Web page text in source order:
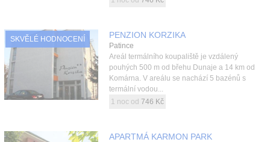
SKVĚLÉ HODNOCENÍ PENZION KORZIKA
Patince
Areál termálního koupaliště je vzdálený
pouhých 500 m od břehu Dunaje a 14 km od
Komárna. V areálu se nachází 5 bazénů s
termální vodou...
1 noc od 746 Kč
APARTMÁ KARMON PARK